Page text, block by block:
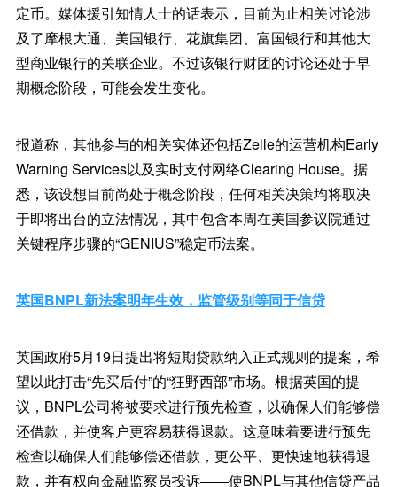
定币。媒体援引知情人士的话表示，目前为止相关讨论涉
及了摩根大通、美国银行、花旗集团、富国银行和其他大
型商业银行的关联企业。不过该银行财团的讨论还处于早
期概念阶段，可能会发生变化。
报道称，其他参与的相关实体还包括Zelle的运营机构Early
Warning Services以及实时支付网络Clearing House。据
悉，该设想目前尚处于概念阶段，任何相关决策均将取决
于即将出台的立法情况，其中包含本周在美国参议院通过
关键程序步骤的“GENIUS”稳定币法案。
英国BNPL新法案明年生效，监管级别等同于信贷
英国政府5月19日提出将短期贷款纳入正式规则的提案，希
望以此打击“先买后付”的“狂野西部”市场。根据英国的提
议，BNPL公司将被要求进行预先检查，以确保人们能够偿
还借款，并使客户更容易获得退款。这意味着要进行预先
检查以确保人们能够偿还借款，更公平、更快速地获得退
款，并有权向金融监察员投诉——使BNPL与其他信贷产品